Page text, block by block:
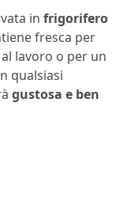
in frigorifero
fresca per
lavoro o per un
qualsiasi
gustosa e ben